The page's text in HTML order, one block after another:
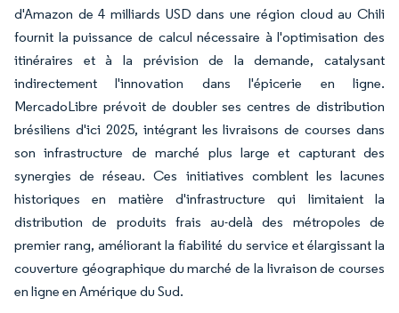
d'Amazon de 4 milliards USD dans une région cloud au Chili
fournit la puissance de calcul nécessaire à l'optimisation des
itinéraires et à la prévision de la demande, catalysant
indirectement l'innovation dans l'épicerie en ligne.
MercadoLibre prévoit de doubler ses centres de distribution
brésiliens d'ici 2025, intégrant les livraisons de courses dans
son infrastructure de marché plus large et capturant des
synergies de réseau. Ces initiatives comblent les lacunes
historiques en matière d'infrastructure qui limitaient la
distribution de produits frais au-delà des métropoles de
premier rang, améliorant la fiabilité du service et élargissant la
couverture géographique du marché de la livraison de courses
en ligne en Amérique du Sud.